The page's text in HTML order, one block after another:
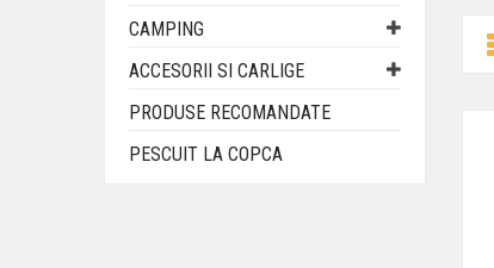
CAMPING
ACCESORII SI CARLIGE
PRODUSE RECOMANDATE
PESCUIT LA COPCA